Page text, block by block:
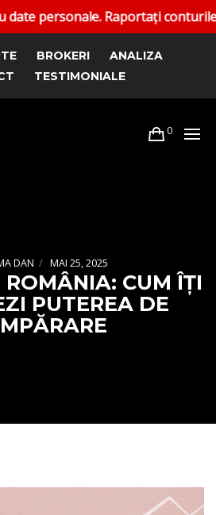
Raportați conturile
BROKERI
ANALIZA
TESTIMONIALE
0
DAN MAI 25, 2025
CUM ÎȚI
PUTEREA DE